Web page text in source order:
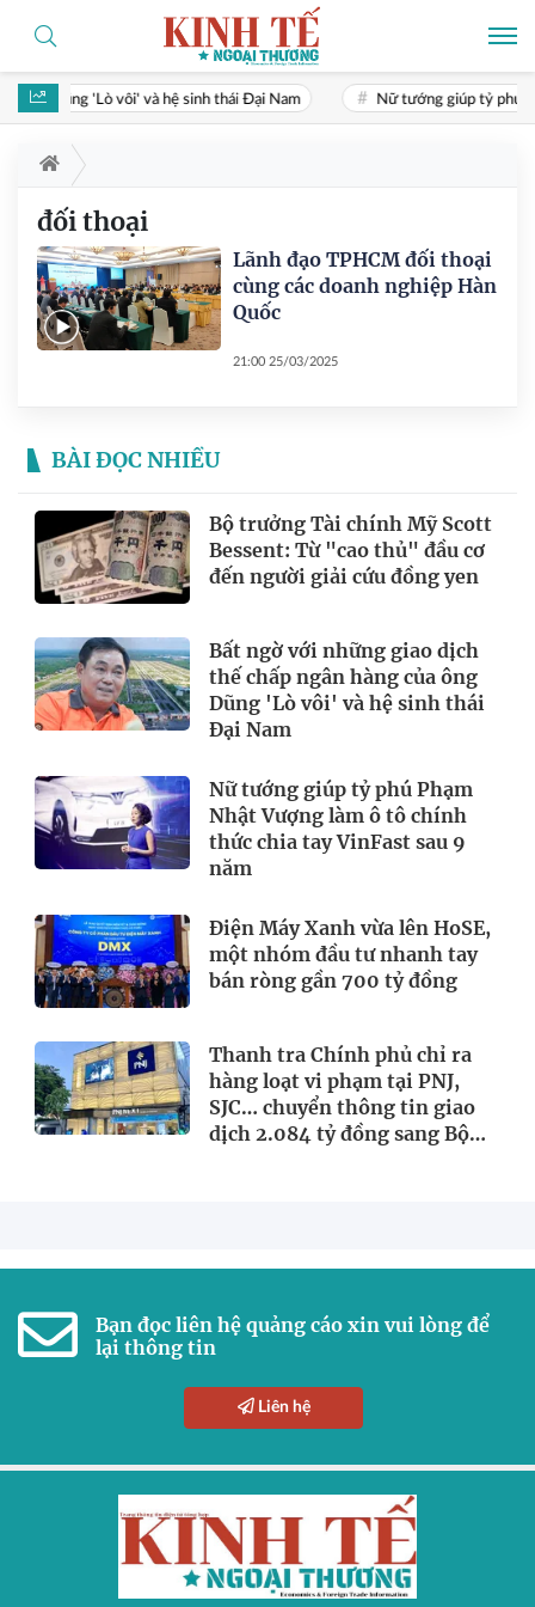
ông Dũng 'Lò vôi' và hệ sinh thái Đại Nam Nữ tướng giúp tỷ phú
đối thoại
Lãnh đạo TPHCM đối thoại
cùng các doanh nghiệp Hàn
Quốc
21:00 25/03/2025
BÀI ĐỌC NHIỀU
Bộ trưởng Tài chính Mỹ Scott
Bessent: Từ "cao thủ" đầu cơ
đến người giải cứu đồng yen
Bất ngờ với những giao dịch
thế chấp ngân hàng của ông
Dũng 'Lò vôi' và hệ sinh thái
Đại Nam
Nữ tướng giúp tỷ phú Phạm
Nhật Vượng làm ô tô chính
thức chia tay VinFast sau 9
năm
Điện Máy Xanh vừa lên HoSE,
một nhóm đầu tư nhanh tay
bán ròng gần 700 tỷ đồng
Thanh tra Chính phủ chỉ ra
hàng loạt vi phạm tại PNJ,
SJC… chuyển thông tin giao
dịch 2.084 tỷ đồng sang Bộ
Bạn đọc liên hệ quảng cáo xin vui lòng để
lại thông tin
Liên hệ